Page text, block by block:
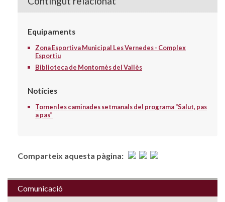
Equipaments
Zona Esportiva Municipal Les Vernedes - Complex
Esportiu
Biblioteca de Montornès del Vallès
Notícies
Tornen les caminades setmanals del programa “Salut, pas
a pas”
Comparteix aquesta pàgina:
Comunicació